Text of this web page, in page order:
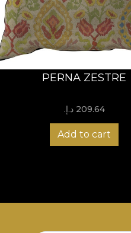
PERNA ZESTRE
209.64 د.إ.‏
Add to cart